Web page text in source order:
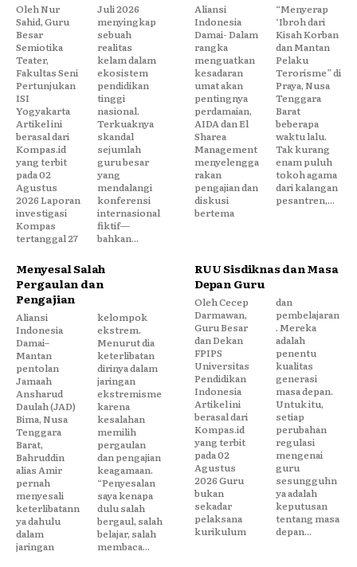
Oleh Nur
Sahid, Guru
Besar
Semiotika
Teater,
Fakultas Seni
Pertunjukan
ISI
Yogyakarta
Artikel ini
berasal dari
Kompas.id
yang terbit
pada 02
Agustus
2026 Laporan
investigasi
Kompas
tertanggal 27
Juli 2026
menyingkap
sebuah
realitas
kelam dalam
ekosistem
pendidikan
tinggi
nasional.
Terkuaknya
skandal
sejumlah
guru besar
yang
mendalangi
konferensi
internasional
fiktif—
bahkan...
Aliansi
Indonesia
Damai- Dalam
rangka
menguatkan
kesadaran
umat akan
pentingnya
perdamaian,
AIDA dan El
Sharea
Management
menyelengga
rakan
pengajian dan
diskusi
bertema
“Menyerap
‘Ibroh dari
Kisah Korban
dan Mantan
Pelaku
Terorisme” di
Praya, Nusa
Tenggara
Barat
beberapa
waktu lalu.
Tak kurang
enam puluh
tokoh agama
dari kalangan
pesantren,...
Menyesal Salah
Pergaulan dan
Pengajian
Aliansi
Indonesia
Damai–
Mantan
pentolan
Jamaah
Ansharud
Daulah (JAD)
Bima, Nusa
Tenggara
Barat,
Bahruddin
alias Amir
pernah
menyesali
keterlibatann
ya dahulu
dalam
jaringan
kelompok
ekstrem.
Menurut dia
keterlibatan
dirinya dalam
jaringan
ekstremisme
karena
kesalahan
memilih
pergaulan
dan pengajian
keagamaan.
“Penyesalan
saya kenapa
dulu salah
bergaul, salah
belajar, salah
membaca...
RUU Sisdiknas dan Masa
Depan Guru
Oleh Cecep
Darmawan,
Guru Besar
dan Dekan
FPIPS
Universitas
Pendidikan
Indonesia
Artikel ini
berasal dari
Kompas.id
yang terbit
pada 02
Agustus
2026 Guru
bukan
sekadar
pelaksana
kurikulum
dan
pembelajaran
. Mereka
adalah
penentu
kualitas
generasi
masa depan.
Untuk itu,
setiap
perubahan
regulasi
mengenai
guru
sesungguhn
ya adalah
keputusan
tentang masa
depan...